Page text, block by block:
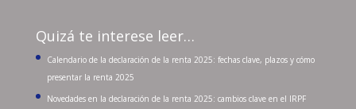
Quizá te interese leer…
Calendario de la declaración de la renta 2025: fechas clave, plazos y cómo
presentar la renta 2025
Novedades en la declaración de la renta 2025: cambios clave en el IRPF